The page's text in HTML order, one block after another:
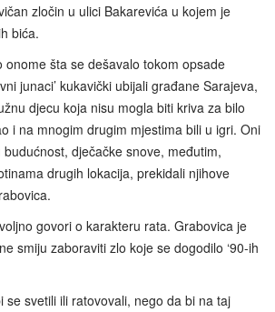
zločin u ulici Bakarevića u kojem je
bića.
onome šta se dešavalo tokom opsade
junaci’ kukavički ubijali građane Sarajeva,
djecu koja nisu mogla biti kriva za bilo
i na mnogim drugim mjestima bili u igri. Oni
dječačke snove, međutim,
drugih lokacija, prekidali njihove
govori o karakteru rata. Grabovica je
smiju zaboraviti zlo koje se dogodilo ‘90-ih
se svetili ili ratovovali, nego da bi na taj